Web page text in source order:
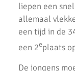
AKU junioren
AKU Junioren 5e
Emmanuella
liepen een
allemaal
een tijd in de
een 2eplaats
De jongens